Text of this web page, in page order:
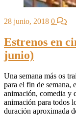
28 junio, 2018 0
Estrenos en
junio)
Una semana más os
para el fin de semana,
animación, comedia y
animación para todos
duración